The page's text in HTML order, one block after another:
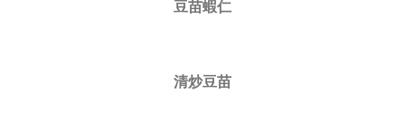
豆苗蝦仁
清炒豆苗